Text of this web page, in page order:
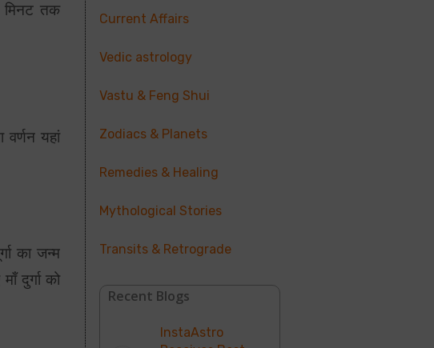
मिनट तक
यहां
का जन्म
दुर्गा को
Current Affairs
Vedic astrology
Vastu & Feng Shui
Zodiacs & Planets
Remedies & Healing
Mythological Stories
Transits & Retrograde
Recent Blogs
InstaAstro